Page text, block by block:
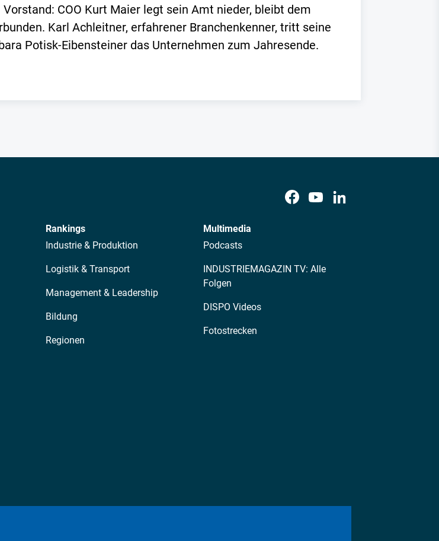
COO Kurt Maier legt sein Amt nieder, bleibt dem
Karl Achleitner, erfahrener Branchenkenner, tritt seine
Potisk-Eibensteiner das Unternehmen zum Jahresende.
Rankings
Industrie & Produktion
Logistik & Transport
Management & Leadership
Bildung
Regionen
Multimedia
Podcasts
INDUSTRIEMAGAZIN TV: Alle
Folgen
DISPO Videos
Fotostrecken